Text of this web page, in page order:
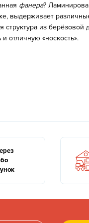
фанера?
выдерживает
структура из
отличную «носкость».